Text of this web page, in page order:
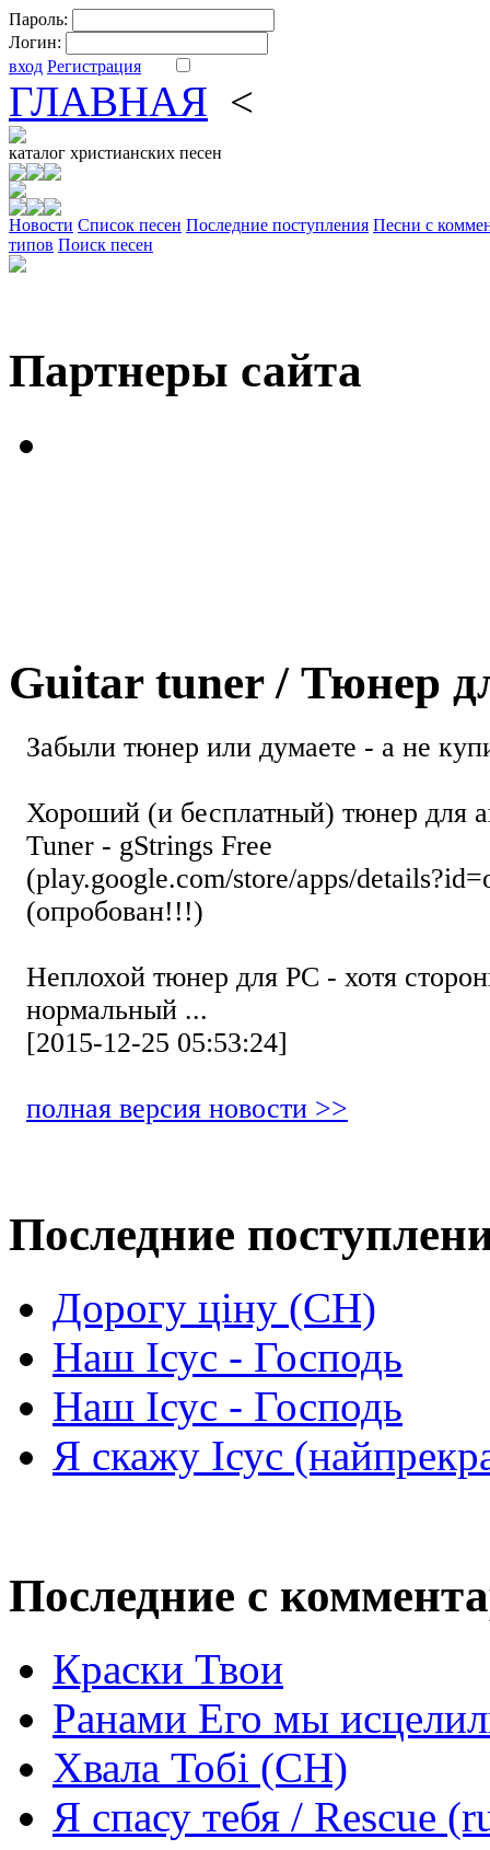
Пароль:
Логин:
вход Регистрация
ГЛАВНАЯ <
каталог христианских песен
Новости Cписок песен Последние поступления Песни с
типов Поиск песен
Партнеры сайта
Guitar tuner / Тюнер
Забыли тюнер или думаете - а не
Хороший (и бесплатный) тюнер для
Tuner - gStrings Free
(play.google.com/store/apps/
(опробован!!!)
Неплохой тюнер для РС - хотя
нормальный ...
[2015-12-25 05:53:24]
полная версия новости >>
Последние
Дорогу ціну (СН)
Наш Ісус - Господь
Наш Ісус - Господь
Я скажу Ісус
Последние с
Краски Твои
Ранами Его мы
Хвала Тобі (СН)
Я спасу тебя / Rescue